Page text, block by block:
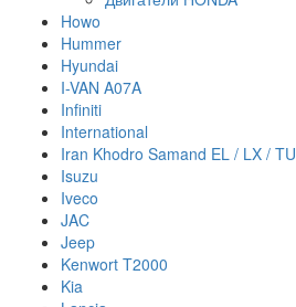
Howo
Hummer
Hyundai
I-VAN A07A
Infiniti
International
Iran Khodro Samand EL / LX / TU
Isuzu
Iveco
JAC
Jeep
Kenwort T2000
Kia